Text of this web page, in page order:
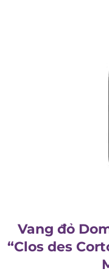
Vang đỏ
“Clos des